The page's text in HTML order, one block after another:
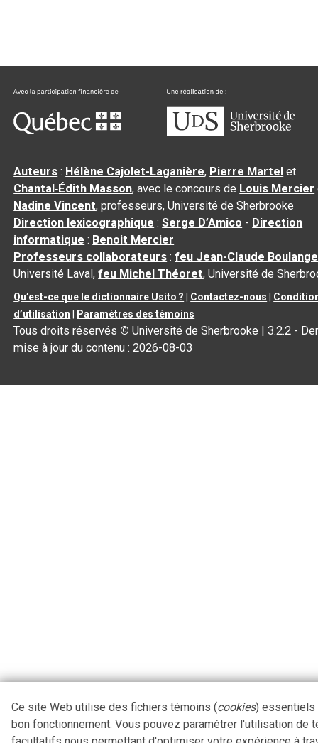
Auteurs : Hélène Cajolet-Laganière, Pierre Martel et
Chantal‑Édith Masson, avec le concours de Louis Mercier
Nadine Vincent, professeurs, Université de Sherbrooke
Direction lexicographique :Serge D’Amico - Direction
informatique : Benoit Mercier
Professeurs collaborateurs :feu Jean-Claude
Université Laval,feu Michel Théoret, Université de
Qu’est-ce que le dictionnaire Usito ? Contactez-nous
d’utilisation
Paramètres des témoins
Tous droits réservés © Université de Sherbrooke |3.2.2 -
mise à jour du contenu :2026-08-03
Ce site Web utilise des fichiers témoins (cookies) essentiels
bon fonctionnement. Vous pouvez paramétrer l'utilisation de